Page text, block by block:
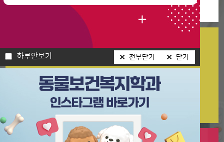
하루안보기 전부닫기 닫기
하루안보기 전부닫기 닫기
취업정보
진로취업지원포털 바로가기